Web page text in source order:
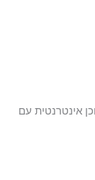
תוכן אינטרנטית עם